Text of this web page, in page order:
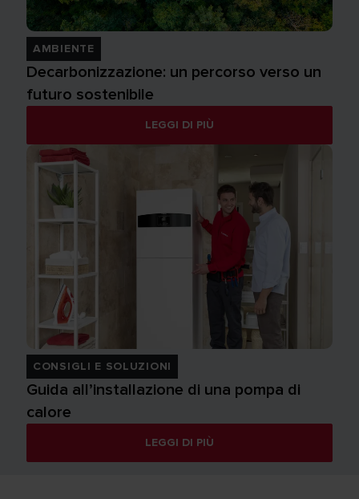
AMBIENTE
Decarbonizzazione: un percorso verso un
futuro sostenibile
LEGGI DI PIÙ
CONSIGLI E SOLUZIONI
Guida all’installazione di una pompa di
calore
LEGGI DI PIÙ